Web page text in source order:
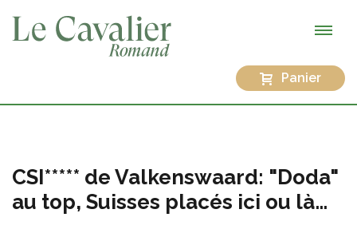
Panier
CSI***** de Valkenswaard: "Doda"
au top, Suisses placés ici ou là…